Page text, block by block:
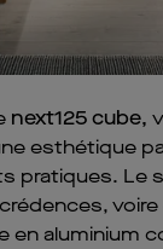
next125 cube,
esthétique
pratiques. Le
en aluminium